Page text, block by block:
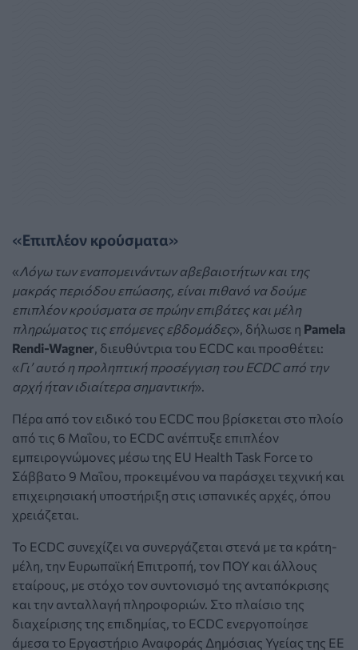
«Επιπλέον κρούσματα»
«Λόγω των εναπομεινάντων αβεβαιοτήτων και της
μακράς περιόδου επώασης, είναι πιθανό να δούμε
επιπλέον κρούσματα σε πρώην επιβάτες και μέλη
πληρώματος τις επόμενες εβδομάδες», δήλωσε η Pamela
Rendi-Wagner , διευθύντρια του ECDC και προσθέτει:
«Γι’ αυτό η προληπτική προσέγγιση του ECDC από την
αρχή ήταν ιδιαίτερα σημαντική».
Πέρα από τον ειδικό του ECDC που βρίσκεται στο πλοίο
από τις 6 Μαΐου, το ECDC ανέπτυξε επιπλέον
εμπειρογνώμονες μέσω της EU Health Task Force το
Σάββατο 9 Μαΐου, προκειμένου να παράσχει τεχνική και
επιχειρησιακή υποστήριξη στις ισπανικές αρχές, όπου
χρειάζεται.
Το ECDC συνεχίζει να συνεργάζεται στενά με τα κράτη-
μέλη, την Ευρωπαϊκή Επιτροπή, τον ΠΟΥ και άλλους
εταίρους, με στόχο τον συντονισμό της ανταπόκρισης
και την ανταλλαγή πληροφοριών. Στο πλαίσιο της
διαχείρισης της επιδημίας, το ECDC ενεργοποίησε
άμεσα το Εργαστήριο Αναφοράς Δημόσιας Υγείας της ΕΕ